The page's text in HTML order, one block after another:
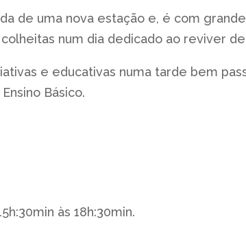
de uma nova estação e, é com
num dia dedicado ao reviver
e educativas numa tarde bem
Básico.
às 18h:30min.